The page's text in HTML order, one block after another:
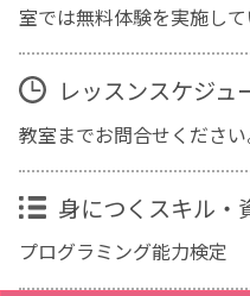
室では無料体験を実施して
レッスンスケジュ
教室までお問合せください
身につくスキル・
プログラミング能力検定